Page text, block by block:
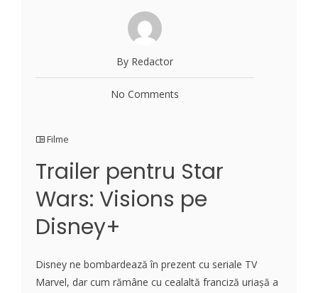
By Redactor
No Comments
Filme
Trailer pentru Star
Wars: Visions pe
Disney+
Disney ne bombardează în prezent cu seriale TV
Marvel, dar cum rămâne cu cealaltă franciză uriașă a